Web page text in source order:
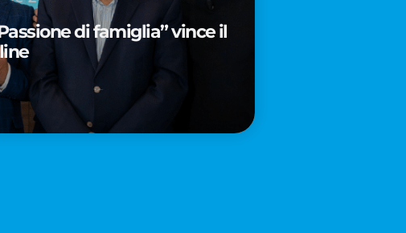
di famiglia” vince il